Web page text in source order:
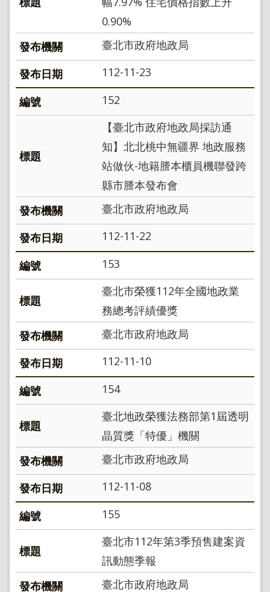
資
開
資
0.90%
臺北市政府地政局
112-11-23
152
【臺北市政府地政局採訪通
知】北北桃中無疆界 地政服務
站做伙-地籍謄本櫃員機聯發跨
縣市謄本發布會
臺北市政府地政局
112-11-22
153
臺北市榮獲112年全國地政業
務總考評績優獎
臺北市政府地政局
112-11-10
154
臺北地政榮獲法務部第1屆透明
晶質獎「特優」機關
臺北市政府地政局
112-11-08
155
臺北市112年第3季預售建案資
訊動態季報
臺北市政府地政局